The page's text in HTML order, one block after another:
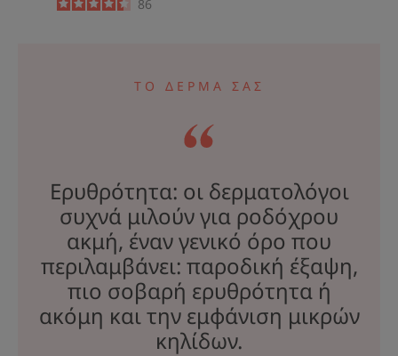
4.5
/5
86
ΤΟ ΔΕΡΜΑ ΣΑΣ
Ερυθρότητα: οι δερματολόγοι
συχνά μιλούν για ροδόχρου
ακμή, έναν γενικό όρο που
περιλαμβάνει: παροδική έξαψη,
πιο σοβαρή ερυθρότητα ή
ακόμη και την εμφάνιση μικρών
κηλίδων.